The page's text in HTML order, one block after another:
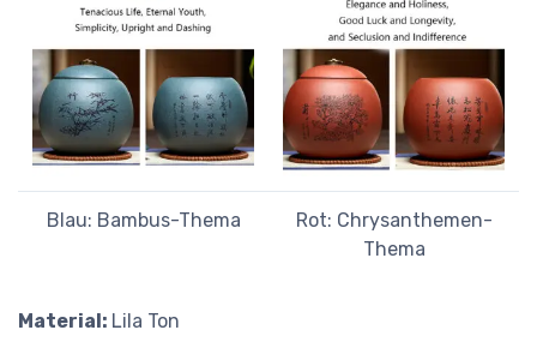
Blau: Bambus-Thema
Rot: Chrysanthemen-
Thema
Material: Lila Ton